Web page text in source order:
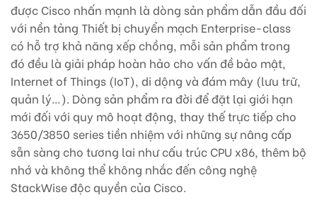
được Cisco nhấn mạnh là dòng sản phẩm dẫn đầu đối
với nền tảng Thiết bị chuyển mạch Enterprise-class
có hỗ trợ khả năng xếp chồng, mỗi sản phẩm trong
đó đều là giải pháp hoàn hảo cho vấn đề bảo mật,
Internet of Things (IoT), di dộng và đám mây (lưu trữ,
quản lý…). Dòng sản phẩm ra đời để đặt lại giới hạn
mới đối với quy mô hoạt động, thay thế trực tiếp cho
3650/3850 series tiền nhiệm với những sự nâng cấp
sẵn sàng cho tương lai như cấu trúc CPU x86, thêm bộ
nhớ và không thể không nhắc đến công nghệ
StackWise độc quyền của Cisco.